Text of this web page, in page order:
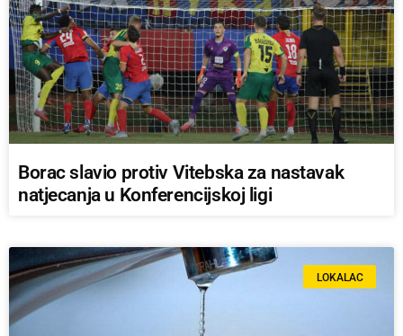
Borac slavio protiv Vitebska za nastavak
natjecanja u Konferencijskoj ligi
LOKALAC